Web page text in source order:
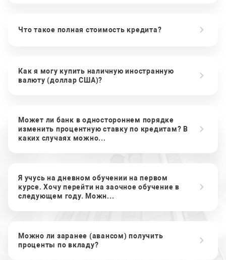
Что такое полная стоимость кредита?
Как я могу купить наличную иностранную
валюту (доллар США)?
Может ли банк в одностороннем порядке
изменить процентную ставку по кредитам? В
каких случаях можно...
Я учусь на дневном обучении на первом
курсе. Хочу перейти на заочное обучение в
следующем году. Можн...
Можно ли заранее (авансом) получить
проценты по вкладу?